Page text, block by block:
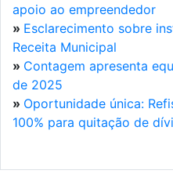
apoio ao empreendedor
» Esclarecimento sobre
Receita Municipal
» Contagem apresenta
de 2025
» Oportunidade única:
100% para quitação de